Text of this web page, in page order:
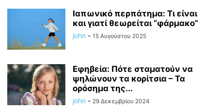
Ιαπωνικό περπάτημα: Τι είναι
και γιατί θεωρείται “φάρμακο”
john - 15 Αυγούστου 2025
Εφηβεία: Πότε σταματούν να
ψηλώνουν τα κορίτσια – Τα
ορόσημα της...
john - 29 Δεκεμβρίου 2024